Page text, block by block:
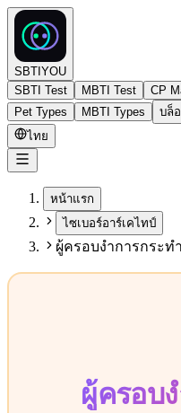
SBTIYOU
SBTI Test
MBTI Test CP
Pet Types
MBTI Types
บล็
ไทย
หน้าแรก
ไซเบอร์อาร์เคไทป์
ผู้ครอบงำการกระทำ
ผู้ครอบ